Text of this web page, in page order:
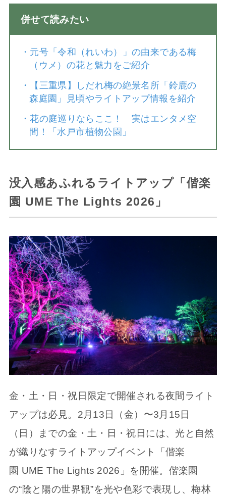
併せて読みたい
・ 元号「令和（れいわ）」の由来である梅
（ウメ）の花と魅力をご紹介
・
【三重県】しだれ梅の絶景名所「鈴鹿の
森庭園」見頃やライトアップ情報を紹介
・花の庭巡りならここ！ 実はエンタメ空
間！「水戸市植物公園」
没入感あふれるライトアップ「偕楽
園 UME The Lights 2026」
金・土・日・祝日限定で開催される夜間ライト
アップは必見。2月13日（金）〜3月15日
（日）までの金・土・日・祝日には、光と自然
が織りなすライトアップイベント「偕楽
園 UME The Lights 2026」を開催。偕楽園
の“陰と陽の世界観”を光や色彩で表現し、梅林